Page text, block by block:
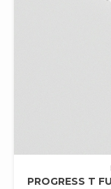
PROGRESS T